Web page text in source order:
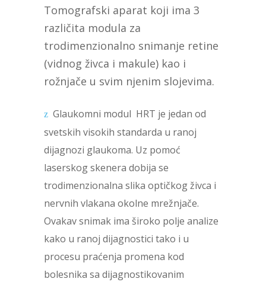
Tomografski aparat koji ima 3
različita modula za
trodimenzionalno snimanje retine
(vidnog živca i makule) kao i
rožnjače u svim njenim slojevima.
Glaukomni modul HRT je jedan od
svetskih visokih standarda u ranoj
dijagnozi glaukoma. Uz pomoć
laserskog skenera dobija se
trodimenzionalna slika optičkog živca i
nervnih vlakana okolne mrežnjače.
Ovakav snimak ima široko polje analize
kako u ranoj dijagnostici tako i u
procesu praćenja promena kod
bolesnika sa dijagnostikovanim